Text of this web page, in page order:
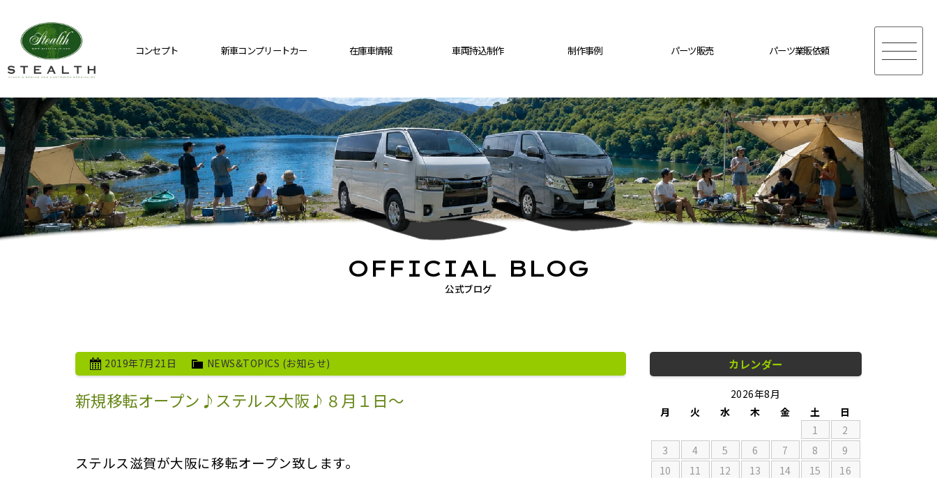
コンセプト 新車コンプリートカー 在庫車情報 車両持込制作 制作事例 パーツ販売 パーツ業販依頼
公式ブログ
OFFICIAL BLOG
2019年7月21日 NEWS&TOPICS (お知らせ)
新規移転オープン♪ステルス大阪♪８月１日～
ステルス滋賀が大阪に移転オープン致します。
カレンダー
2026年8月
月
火 水 木 金 土
日
1
2
3
4 5 6 7 8
9
10
11 12 13 14 15
16